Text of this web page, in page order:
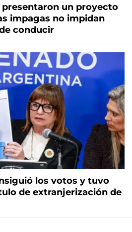
presentaron un proyecto
impagas no impidan
conducir
los votos y tuvo
de extranjerización de